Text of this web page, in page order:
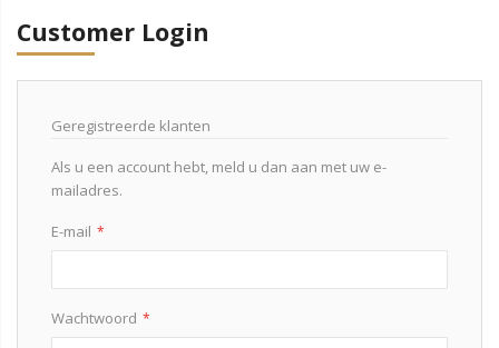
Customer Login
Geregistreerde klanten
Als u een account hebt, meld u dan aan met uw e-
mailadres.
E-mail
Wachtwoord